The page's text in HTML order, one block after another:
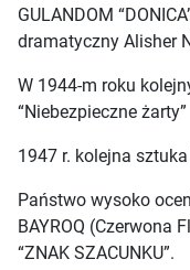
GULANDOM
dramatyczny Alisher
W 1944-m roku
“Niebezpieczne żarty”
1947 r. kolejna sztuka
Państwo wysoko
BAYROQ (Czerwona
“ZNAK SZACUNKU”.